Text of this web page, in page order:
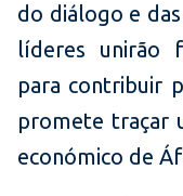
do diálogo e
líderes unirão
para contribuir
promete traçar
económico de